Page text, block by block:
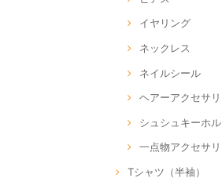
イヤリング
ネックレス
ネイルシール
ヘアーアクセサ
シュシュキーホ
一点物アクセサ
Tシャツ（半袖）